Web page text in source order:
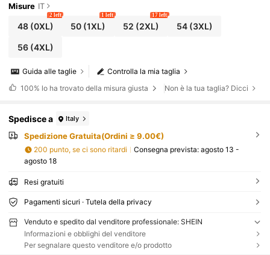
Misure IT
48(0XL)
2 left
50 (1XL)
1 left
52 (2XL)
17 left
54(3XL)
56(4XL)
Controlla la mia taglia
Guida alle taglie
100% lo ha trovato della misura giusta Non è la tua taglia? Dicci
Spedisce a Italy
Spedizione Gratuita(Ordini ≥ 9.00€)
200 punto, se ci sono ritardi Consegna prevista: agosto 13 -
agosto 18
Resi gratuiti
Pagamenti sicuri · Tutela della privacy
Venduto e spedito dal venditore professionale: SHEIN
Informazioni e obblighi del venditore
Per segnalare questo venditore e/o prodotto